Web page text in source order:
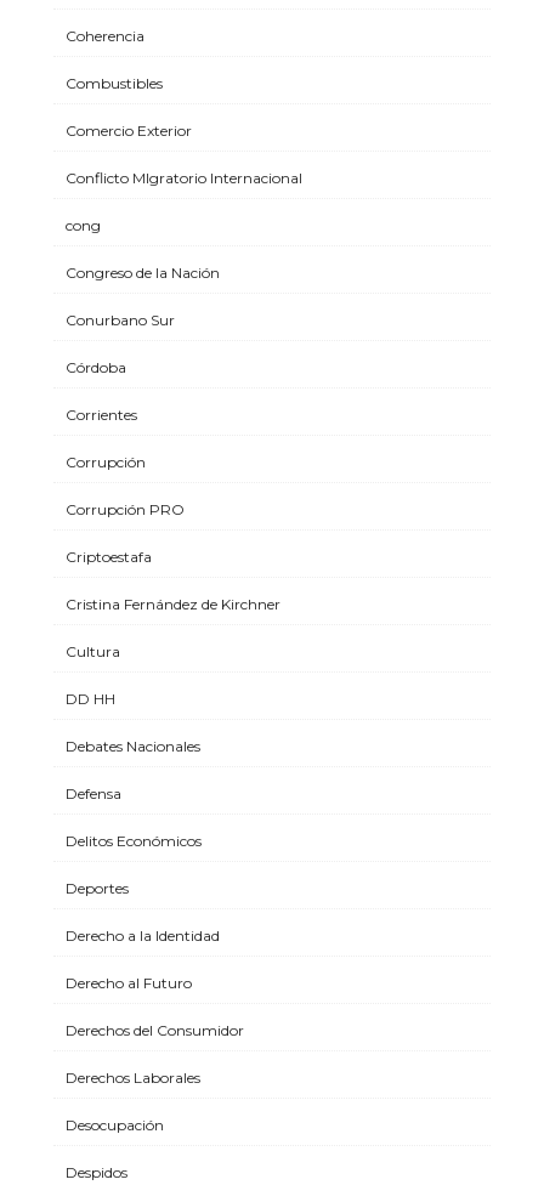
Coherencia
Combustibles
Comercio Exterior
Conflicto MIgratorio Internacional
cong
Congreso de la Nación
Conurbano Sur
Córdoba
Corrientes
Corrupción
Corrupción PRO
Criptoestafa
Cristina Fernández de Kirchner
Cultura
DD HH
Debates Nacionales
Defensa
Delitos Económicos
Deportes
Derecho a la Identidad
Derecho al Futuro
Derechos del Consumidor
Derechos Laborales
Desocupación
Despidos